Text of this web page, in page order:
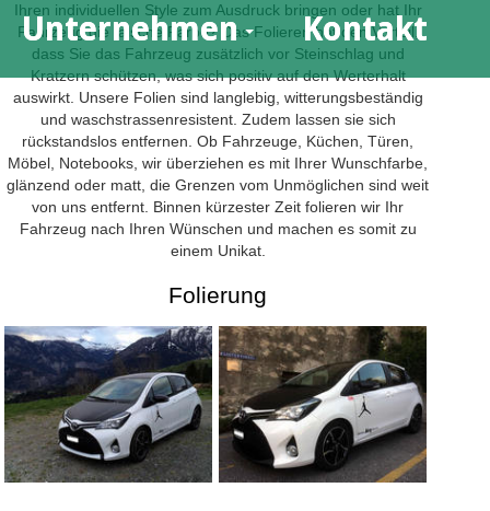
Unternehmen Kontakt
Ihren individuellen Style zum Ausdruck bringen oder hat Ihr
Fahrzeug die falsche Farbe? Das Folieren hat den Vorteil,
dass Sie das Fahrzeug zusätzlich vor Steinschlag und
Kratzern schützen, was sich positiv auf den Werterhalt
auswirkt. Unsere Folien sind langlebig, witterungsbeständig
und waschstrassenresistent. Zudem lassen sie sich
rückstandslos entfernen. Ob Fahrzeuge, Küchen, Türen,
Möbel, Notebooks, wir überziehen es mit Ihrer Wunschfarbe,
glänzend oder matt, die Grenzen vom Unmöglichen sind weit
von uns entfernt. Binnen kürzester Zeit folieren wir Ihr
Fahrzeug nach Ihren Wünschen und machen es somit zu
einem Unikat.
Folierung